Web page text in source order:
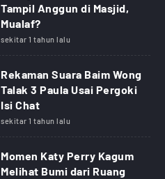
Tampil Anggun di Masjid,
Mualaf?
sekitar 1 tahun lalu
Rekaman Suara Baim Wong
Talak 3 Paula Usai Pergoki
Isi Chat
sekitar 1 tahun lalu
Momen Katy Perry Kagum
Melihat Bumi dari Ruang